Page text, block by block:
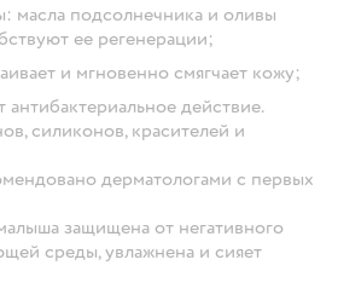
масла подсолнечника и оливы
ее регенерации;
и мгновенно смягчает кожу;
антибактериальное действие.
силиконов, красителей и
дерматологами с первых
защищена от негативного
среды, увлажнена и сияет